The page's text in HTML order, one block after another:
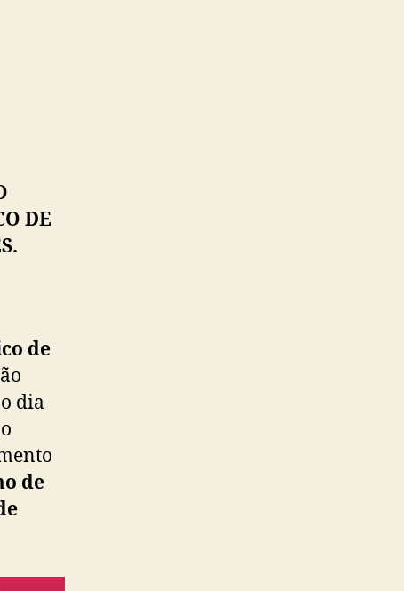
DE
de
dia
de